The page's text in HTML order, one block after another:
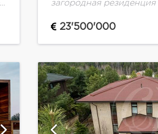
загородная
Величественный
Внутреннее убранство
и...
23'500'000
показать